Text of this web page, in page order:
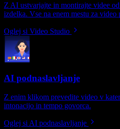
Z AI ustvarjajte in montirajte videe
izdelka. Vse na enem mestu za video
Oglej si Video Studio
AI podnaslavljanje
Z enim klikom prevedite video v
intonacijo in tempo govorca.
Oglej si AI podnaslavljanje